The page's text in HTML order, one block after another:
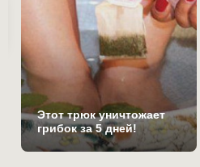
Этот трюк уничтожает
грибок за 5 дней!